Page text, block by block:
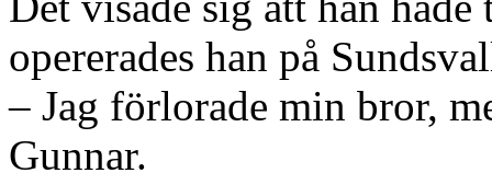
opererades han på
– Jag förlorade min bror,
Gunnar.